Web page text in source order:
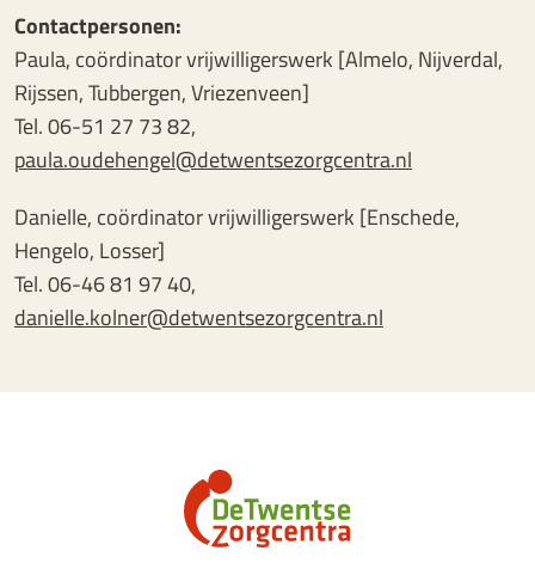
Contactpersonen:
Paula, coördinator vrijwilligerswerk [Almelo, Nijverdal,
Rijssen, Tubbergen, Vriezenveen]
Tel. 06-51 27 73 82,
paula.oudehengel@detwentsezorgcentra.nl
Danielle, coördinator vrijwilligerswerk [Enschede,
Hengelo, Losser]
Tel. 06-46 81 97 40,
danielle.kolner@detwentsezorgcentra.nl